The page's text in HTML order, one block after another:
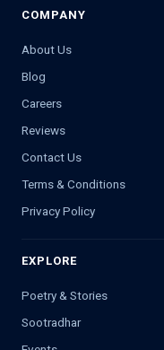
COMPANY
About Us
Blog
Careers
Reviews
Contact Us
Terms & Conditions
Privacy Policy
EXPLORE
Poetry & Stories
Sootradhar